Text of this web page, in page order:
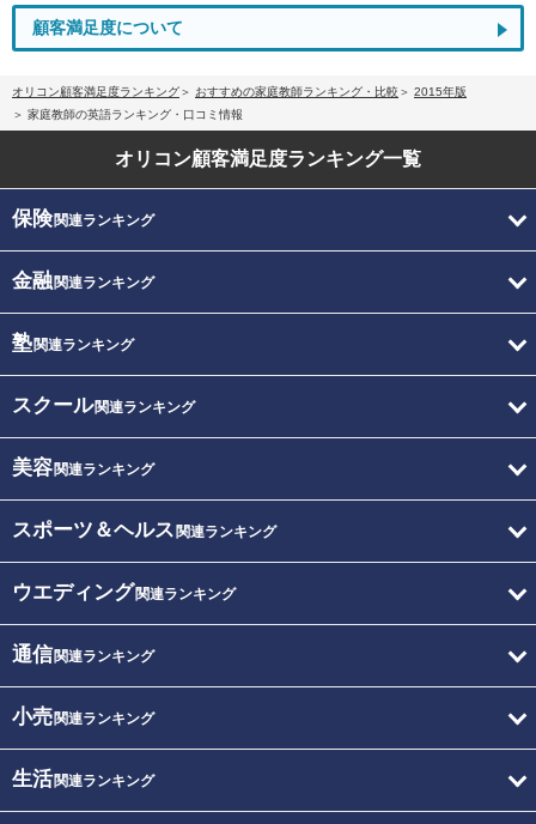
顧客満足度について
オリコン顧客満足度ランキング おすすめの家庭教師ランキング・比較
2015年版
家庭教師の英語ランキング・口コミ情報
オリコン顧客満足度ランキング一覧
保険関連ランキング
金融関連ランキング
塾関連ランキング
スクール関連ランキング
美容関連ランキング
スポーツ＆ヘルス 関連ランキング
ウエディング関連ランキング
通信関連ランキング
小売関連ランキング
生活関連ランキング